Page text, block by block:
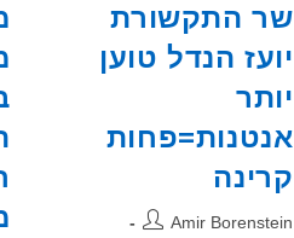
שר התקשורת
יועז הנדל טוען
יותר
אנטנות=פחות
קרינה
מחבר:
Amir Borenstein